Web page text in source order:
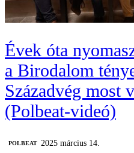
Évek óta
a Birodalom
Századvég most
(Polbeat-videó)
‎POLBEAT 2025 március 14.